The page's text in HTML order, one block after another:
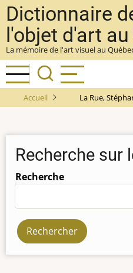
Aller
au
contenu
principal
Dictionnaire
l'objet d'art
La mémoire de l'art visuel au
Accueil La Rue,
Recherche sur
Recherche